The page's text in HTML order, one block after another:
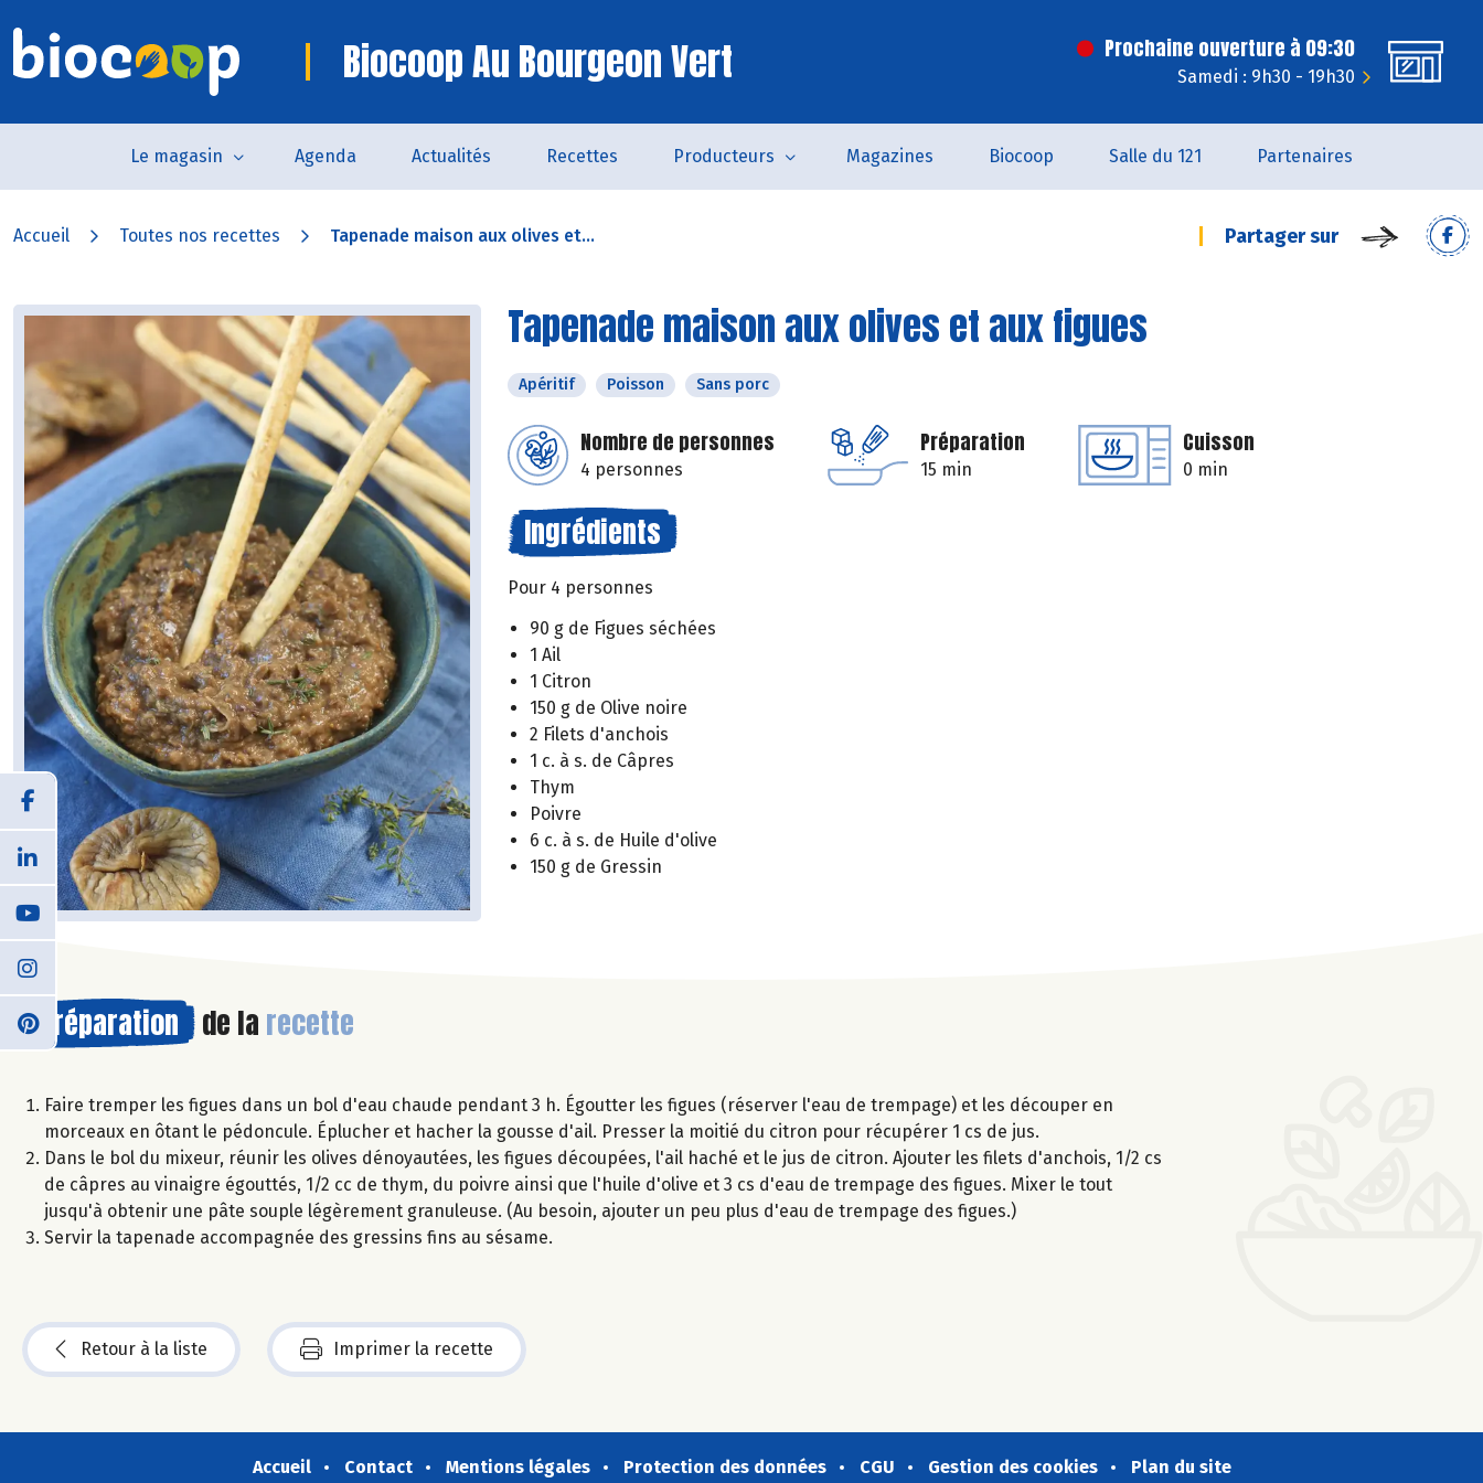
Biocoop Au Bourgeon Vert Prochaine ouverture à 09:30
Samedi : 9h30 - 19h30
Le magasin Agenda Actualités Recettes Producteurs Magazines Biocoop Salle du 121 Partenaires
Accueil Toutes nos recettes Tapenade maison aux olives et... Partager sur
Tapenade maison aux olives et aux figues
Apéritif Poisson Sans porc
Nombre de personnes
4 personnes
Préparation
15 min
Cuisson
0 min
Ingrédients
Pour 4 personnes
90 g de Figues séchées
1 Ail
1 Citron
150 g de Olive noire
2 Filets d'anchois
1 c. à s. de Câpres
Thym
Poivre
6 c. à s. de Huile d'olive
150 g de Gressin
Préparation de la recette
Faire tremper les figues dans un bol d'eau chaude pendant 3 h. Égoutter les figues (réserver l'eau de trempage) et les découper en
morceaux en ôtant le pédoncule. Éplucher et hacher la gousse d'ail. Presser la moitié du citron pour récupérer 1 cs de jus.
Dans le bol du mixeur, réunir les olives dénoyautées, les figues découpées, l'ail haché et le jus de citron. Ajouter les filets d'anchois, 1/2 cs
de câpres au vinaigre égouttés, 1/2 cc de thym, du poivre ainsi que l'huile d'olive et 3 cs d'eau de trempage des figues. Mixer le tout
jusqu'à obtenir une pâte souple légèrement granuleuse. (Au besoin, ajouter un peu plus d'eau de trempage des figues.)
Servir la tapenade accompagnée des gressins fins au sésame.
Retour à la liste Imprimer la recette
Accueil Contact Mentions légales Protection des données CGU Gestion des cookies Plan du site